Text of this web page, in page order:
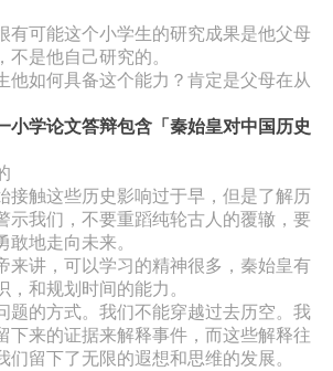
有可能这个小学生的研究成果是他父母
是他自己研究的。
他如何具备这个能力？肯定是父母在从
小学论文答辩包含「秦始皇对中国历史
接触这些历史影响过于早，但是了解历
示我们，不要重蹈纯轮古人的覆辙，要
敢地走向未来。
来讲，可以学习的精神很多，秦始皇有
，和规划时间的能力。
题的方式。我们不能穿越过去历空。我
下来的证据来解释事件，而这些解释往
们留下了无限的遐想和思维的发展。